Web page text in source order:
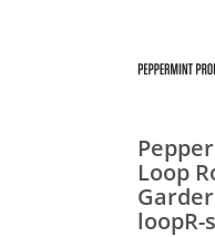
Loop
loopR-